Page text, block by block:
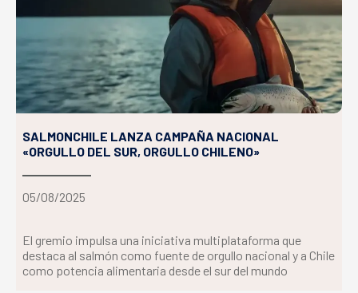
SALMONCHILE LANZA CAMPAÑA NACIONAL
«ORGULLO DEL SUR, ORGULLO CHILENO»
05/08/2025
El gremio impulsa una iniciativa multiplataforma que
destaca al salmón como fuente de orgullo nacional y a Chile
como potencia alimentaria desde el sur del mundo